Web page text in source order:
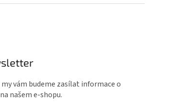
vám budeme zasílat informace o
našem e-shopu.